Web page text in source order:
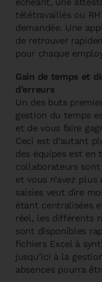
télétravaillés ou
demandée. Une
de retrouver
pour chaque
Gain de temps et
d’erreurs
Un des buts
gestion du temps
et de vous faire
Ceci est d’autant
des équipes est en
collaborateurs
et vous n’avez plus
saisies veut dire
étant centralisées
réel, les différents
sont disponibles
fichiers Excel à
jusqu’ici à la
absences pourra